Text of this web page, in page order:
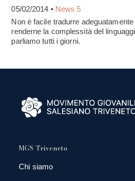
05/02/2014 • News 5
Non è facile tradurre
renderne la complessità del
parliamo tutti i giorni.
MGS Triveneto
Chi siamo